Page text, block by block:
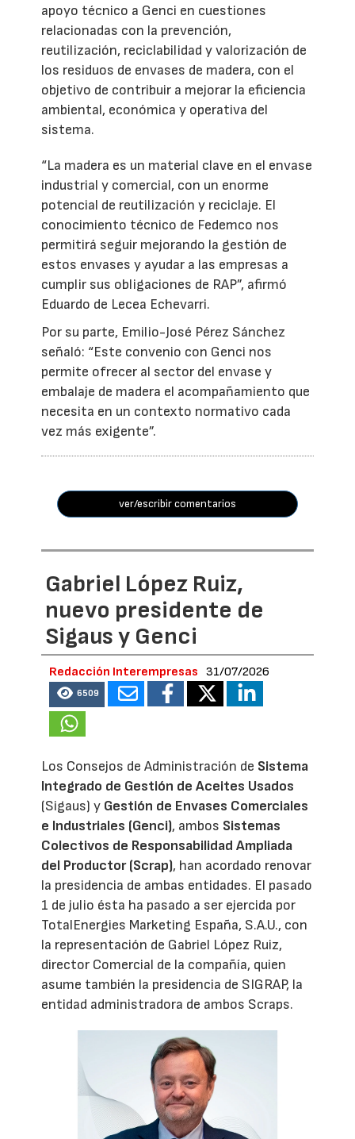
apoyo técnico a Genci en cuestiones
relacionadas con la prevención,
reutilización, reciclabilidad y valorización de
los residuos de envases de madera, con el
objetivo de contribuir a mejorar la eficiencia
ambiental, económica y operativa del
sistema.
“La madera es un material clave en el envase
industrial y comercial, con un enorme
potencial de reutilización y reciclaje. El
conocimiento técnico de Fedemco nos
permitirá seguir mejorando la gestión de
estos envases y ayudar a las empresas a
cumplir sus obligaciones de RAP”, afirmó
Eduardo de Lecea Echevarri.
Por su parte, Emilio-José Pérez Sánchez
señaló: “Este convenio con Genci nos
permite ofrecer al sector del envase y
embalaje de madera el acompañamiento que
necesita en un contexto normativo cada
vez más exigente”.
ver/escribir comentarios
Gabriel López Ruiz,
nuevo presidente de
Sigaus y Genci
Redacción Interempresas 31/07/2026
6509
Los Consejos de Administración de Sistema
Integrado de Gestión de Aceites Usados
(Sigaus) y Gestión de Envases Comerciales
e Industriales (Genci), ambos Sistemas
Colectivos de Responsabilidad Ampliada
del Productor (Scrap), han acordado renovar
la presidencia de ambas entidades. El pasado
1 de julio ésta ha pasado a ser ejercida por
TotalEnergies Marketing España, S.A.U., con
la representación de Gabriel López Ruiz,
director Comercial de la compañía, quien
asume también la presidencia de SIGRAP, la
entidad administradora de ambos Scraps.